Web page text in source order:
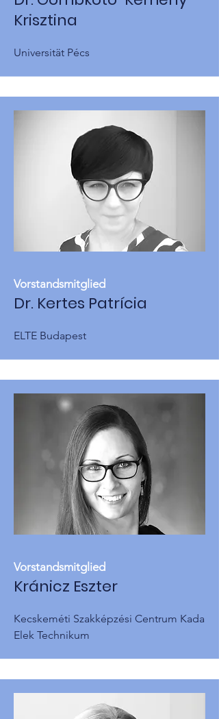
Krisztina
Universität Pécs
Vorstandsmitglied
Dr. Kertes Patrícia
ELTE Budapest
Vorstandsmitglied
Kránicz Eszter
Kecskeméti Szakképzési Centrum Kada
Elek Technikum